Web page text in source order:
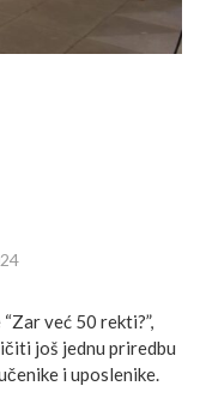
već 50 rekti?”,
još jednu priredbu
i uposlenike.